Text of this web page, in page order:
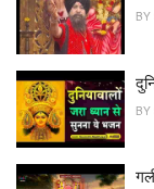
BY
BY